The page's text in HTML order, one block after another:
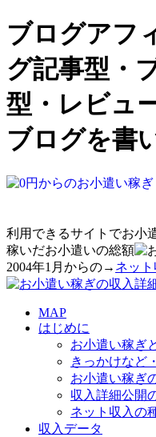
ブログアフ
グ記事型・
型・レビュ
ブログを書
利用できるサイトでお小
稼いだお小遣いの総額
2004年1月からの→ ネッ
MAP
はじめに
お小遣い稼ぎ
きっかけなど
お小遣い稼ぎ
収入詳細公開
ネット収入の
収入データ